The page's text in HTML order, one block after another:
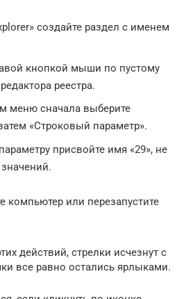
создайте раздел с именем
кнопкой мыши по пустому
реестра.
меню сначала выберите
«Строковый параметр».
присвойте имя «29», не
компьютер или перезапустите
действий, стрелки исчезнут с
все равно остались ярлыками.